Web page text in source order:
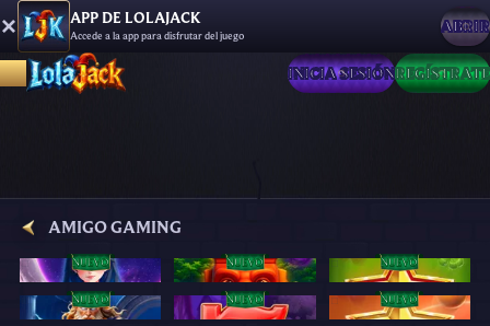
APP DE LOLAJACK
Accede a la app para disfrutar del juego ABRIR
INICIA SESIÓNREGÍSTRATE
AMIGO GAMING
NUEVO
1000 Moon Girls
NUEVO
3 Lucky Idols
NUEVO
Amigo Wild Luck
NUEVO
Book of Zeus 2
NUEVO
Royal Invaders
NUEVO
Amigo Mighty Stars